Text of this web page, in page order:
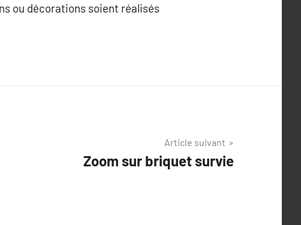
ou décorations soient réalisés
Article suivant
Zoom sur briquet survie